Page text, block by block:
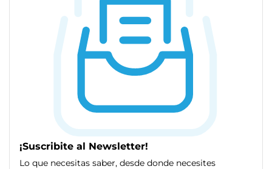
¡Suscribite al Newsletter!
Lo que necesitas saber, desde donde necesites